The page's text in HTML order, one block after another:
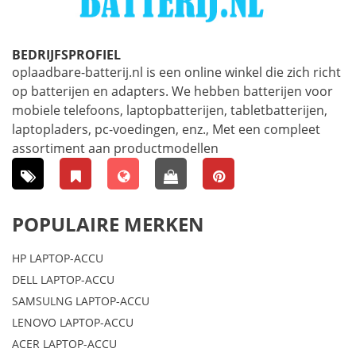
BEDRIJFSPROFIEL
oplaadbare-batterij.nl is een online winkel die zich richt
op batterijen en adapters. We hebben batterijen voor
mobiele telefoons, laptopbatterijen, tabletbatterijen,
laptopladers, pc-voedingen, enz., Met een compleet
assortiment aan productmodellen
POPULAIRE MERKEN
HP LAPTOP-ACCU
DELL LAPTOP-ACCU
SAMSULNG LAPTOP-ACCU
LENOVO LAPTOP-ACCU
ACER LAPTOP-ACCU